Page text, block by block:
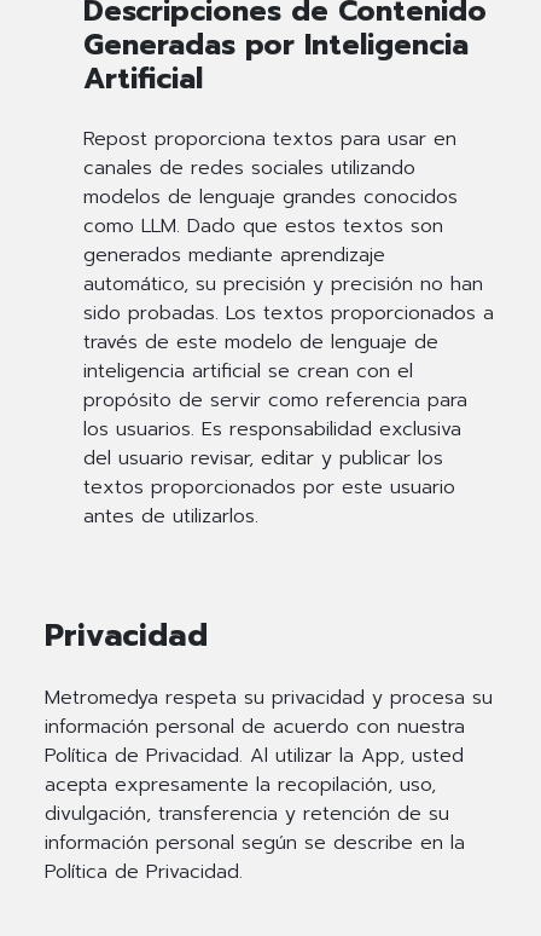
Descripciones de Contenido
Generadas por Inteligencia
Artificial
Repost proporciona textos para usar en
canales de redes sociales utilizando
modelos de lenguaje grandes conocidos
como LLM. Dado que estos textos son
generados mediante aprendizaje
automático, su precisión y precisión no han
sido probadas. Los textos proporcionados a
través de este modelo de lenguaje de
inteligencia artificial se crean con el
propósito de servir como referencia para
los usuarios. Es responsabilidad exclusiva
del usuario revisar, editar y publicar los
textos proporcionados por este usuario
antes de utilizarlos.
Privacidad
Metromedya respeta su privacidad y procesa su
información personal de acuerdo con nuestra
Política de Privacidad. Al utilizar la App, usted
acepta expresamente la recopilación, uso,
divulgación, transferencia y retención de su
información personal según se describe en la
Política de Privacidad.